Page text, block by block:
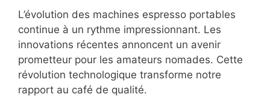
L’évolution des machines espresso portables
continue à un rythme impressionnant. Les
innovations récentes annoncent un avenir
prometteur pour les amateurs nomades. Cette
révolution technologique transforme notre
rapport au café de qualité.